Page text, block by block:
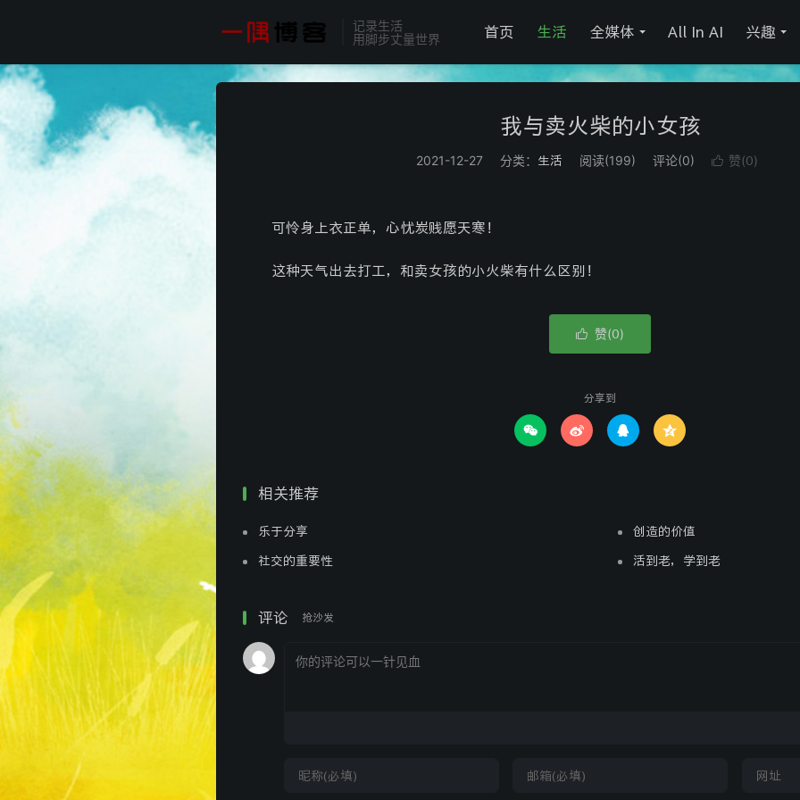
记录生活
用脚步丈量世界
首页 生活 全媒体 All In AI 兴趣
我与卖火柴的小女孩
2021-12-27 分类： 生活 阅读(199) 评论(0)  赞(0)
可怜身上衣正单，心忧炭贱愿天寒！
这种天气出去打工，和卖女孩的小火柴有什么区别！
 赞(0)
分享到
   
相关推荐
乐于分享 创造的价值
社交的重要性 活到老，学到老
评论 抢沙发